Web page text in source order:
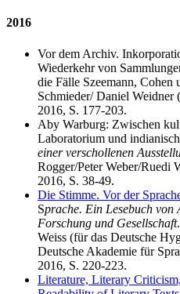
2016
Vor dem Archiv.
Wiederkehr von
die Fälle Szeemann,
Schmieder/ Daniel
2016, S. 177-203.
Aby Warburg: Zwischen
Laboratorium und
einer verschollenen
Rogger/Peter Weber/Ruedi
2016, S. 38-49.
Die Stimme. Vor der
Sprache. Ein Lesebuch von
Forschung und Gesellschaft
Weiss (für das Deutsche
Deutsche Akademie für
2016, S. 220-223.
Literature, Literary